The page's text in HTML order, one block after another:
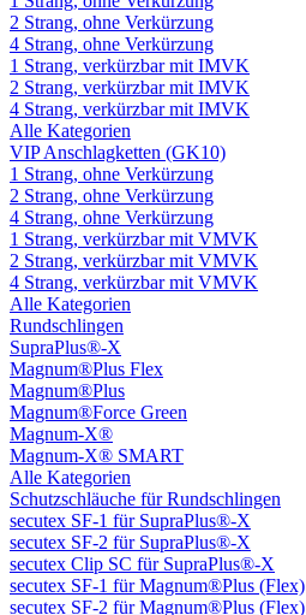
2 Strang, ohne Verkürzung
4 Strang, ohne Verkürzung
1 Strang, verkürzbar mit IMVK
2 Strang, verkürzbar mit IMVK
4 Strang, verkürzbar mit IMVK
Alle Kategorien
VIP Anschlagketten (GK10)
1 Strang, ohne Verkürzung
2 Strang, ohne Verkürzung
4 Strang, ohne Verkürzung
1 Strang, verkürzbar mit VMVK
2 Strang, verkürzbar mit VMVK
4 Strang, verkürzbar mit VMVK
Alle Kategorien
Rundschlingen
SupraPlus®-X
Magnum®Plus Flex
Magnum®Plus
Magnum®Force Green
Magnum-X®
Magnum-X® SMART
Alle Kategorien
Schutzschläuche für Rundschlingen
secutex SF-1 für SupraPlus®-X
secutex SF-2 für SupraPlus®-X
secutex Clip SC für SupraPlus®-X
secutex SF-1 für Magnum®Plus (Flex)
secutex SF-2 für Magnum®Plus (Flex)